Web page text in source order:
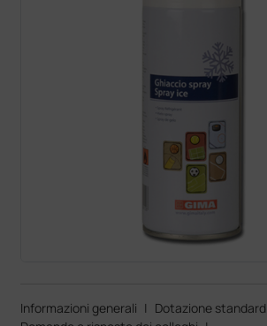
Informazioni generali | Dotazione standard